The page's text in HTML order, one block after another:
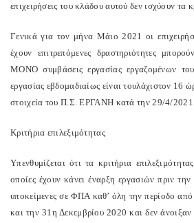
επιχειρήσεις του κλάδου αυτού δεν ισχύουν τα
Γενικά για τον μήνα Μάιο 2021 οι
έχουν επιτρεπόμενες δραστηριότητες
ΜΟΝΟ συμβάσεις εργασίας εργαζομένων
εργασίας εβδομαδιαίως είναι τουλάχιστον 16
στοιχεία του Π.Σ. ΕΡΓΑΝΗ κατά την 29/4/
Κριτήρια επιλεξιμότητας
Υπενθυμίζεται ότι τα κριτήρια
οποίες έχουν κάνει έναρξη εργασιών πριν
υποκείμενες σε ΦΠΑ καθ’ όλη την περίοδο
και την 31η Δεκεμβρίου 2020 και δεν